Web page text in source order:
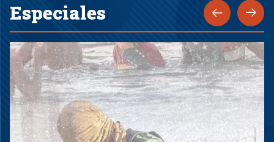
Especiales